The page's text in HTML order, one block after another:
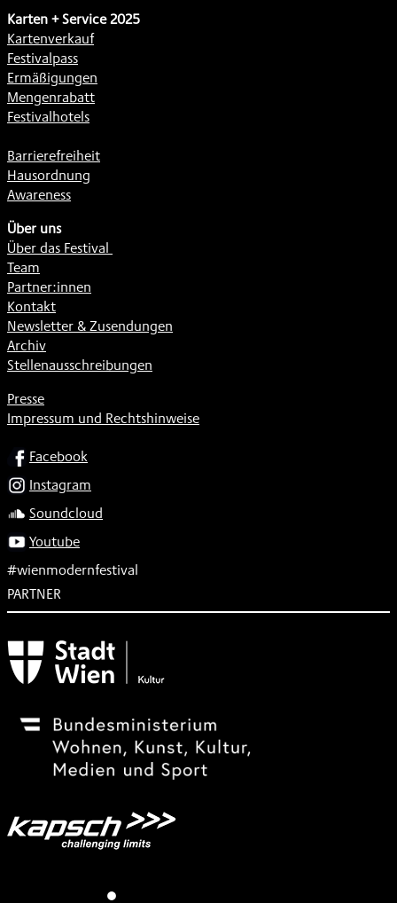
Karten + Service 2025
Kartenverkauf
Festivalpass
Ermäßigungen
Mengenrabatt
Festivalhotels
Barrierefreiheit
Hausordnung
Awareness
Über uns
Über das Festival
Team
Partner:innen
Kontakt
Newsletter & Zusendungen
Archiv
Stellenausschreibungen
Presse
Impressum und Rechtshinweise
SOCIALFacebook
Instagram
Soundcloud
Youtube
#wienmodernfestival
PARTNER
Subventionsgeber